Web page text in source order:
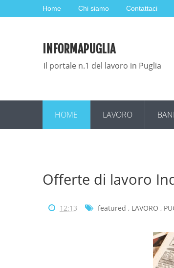
Home Chi siamo Contattaci
INFORMAPUGLIA
Il portale n.1 del lavoro in Puglia
HOME LAVORO
Offerte di lavoro
12:13 featured , LAVORO ,